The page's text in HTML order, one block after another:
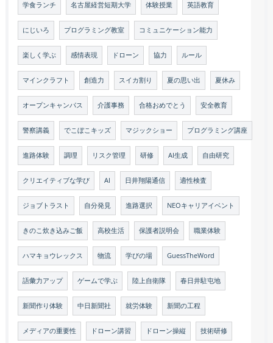
学食ランチ 名古屋経営短期大学 体験授業 英語教育
にじいろ プログラミング教室 コミュニケーション能力
楽しく学ぶ 感情表現 ドローン 協力 ルール
マインクラフト 創造力 スイカ割り 夏の思い出 夏休み
オープンキャンパス 介護事務 合格おめでとう 安全教育
警察講義 でこぼこキッズ マジックショー プログラミング講座
進路体験 調理 リスク管理 研修 AI生成 自由研究
クリエイティブな学び AI 日井翔陽通信 適性検査
ジョブトラスト 自分発見 進路選択 NEOキャリアイベント
きのこ炊き込みご飯 高校生活 保護者説明会 職業体験
ハマキョウレックス 物流 学びの場 GuessTheWord
語彙力アップ ゲームで学ぶ 陸上自衛隊 春日井駐屯地
新聞作り体験 中日新聞社 就労体験 新聞の工程
メディアの重要性 ドローン講習 ドローン操縦 技術研修